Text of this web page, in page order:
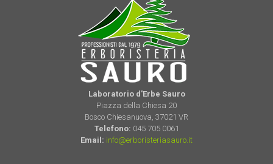
Laboratorio d'Erbe Sauro
Piazza della Chiesa 20
Bosco Chiesanuova, 37021 VR
Telefono: 045 705 0061
Email: info@erboristeriasauro.it